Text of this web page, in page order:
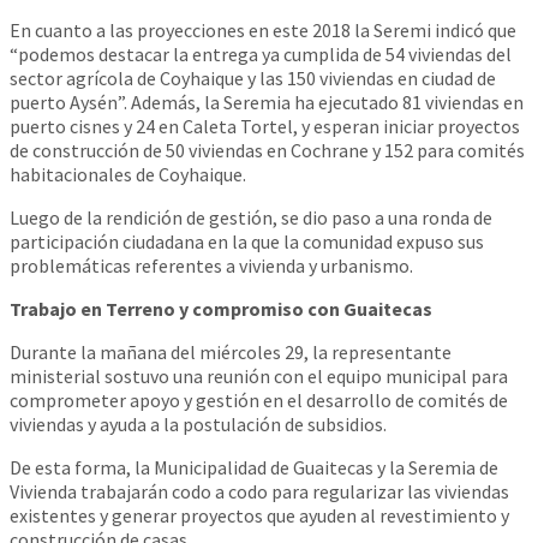
En cuanto a las proyecciones en este 2018 la Seremi indicó que
“podemos destacar la entrega ya cumplida de 54 viviendas del
sector agrícola de Coyhaique y las 150 viviendas en ciudad de
puerto Aysén”. Además, la Seremia ha ejecutado 81 viviendas en
puerto cisnes y 24 en Caleta Tortel, y esperan iniciar proyectos
de construcción de 50 viviendas en Cochrane y 152 para comités
habitacionales de Coyhaique.
Luego de la rendición de gestión, se dio paso a una ronda de
participación ciudadana en la que la comunidad expuso sus
problemáticas referentes a vivienda y urbanismo.
Trabajo en Terreno y compromiso con Guaitecas
Durante la mañana del miércoles 29, la representante
ministerial sostuvo una reunión con el equipo municipal para
comprometer apoyo y gestión en el desarrollo de comités de
viviendas y ayuda a la postulación de subsidios.
De esta forma, la Municipalidad de Guaitecas y la Seremia de
Vivienda trabajarán codo a codo para regularizar las viviendas
existentes y generar proyectos que ayuden al revestimiento y